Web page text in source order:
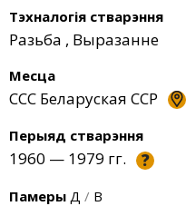
Тэхналогія стварэння
Разьба , Выразанне
Месца
СCC Беларуская ССР
Перыяд стварэння
1960 — 1979 гг. ?
Памеры Д / В